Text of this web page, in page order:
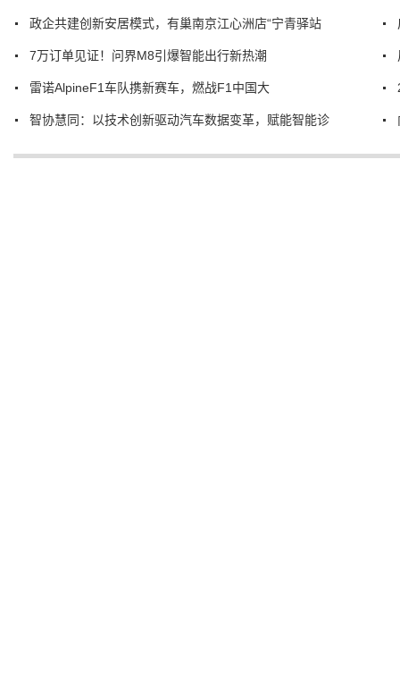
政企共建创新安居模式，有巢南京江心洲店“宁青驿站
7万订单见证！问界M8引爆智能出行新热潮
雷诺AlpineF1车队携新赛车，燃战F1中国大
智协慧同：以技术创新驱动汽车数据变革，赋能智能诊